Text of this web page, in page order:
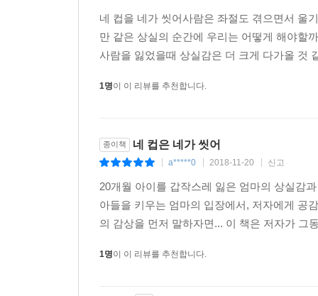
네 컵을 네가 씻어사람은 좌절도 겪으면서 울
만 같은 상실의 순간에 우리는 어떻게 해야할
사람을 잃었을때 상실감은 더 크게 다가올 것
1명이 이 리뷰를 추천합니다.
종이책 네 컵은 네가 씻어
a*****0 2018-11-20 신고
20개월 아이를 갑작스레 잃은 엄마의 상실감
아들을 키우는 엄마의 입장에서, 저자에게 공
의 감상을 먼저 말하자면... 이 책은 저자가 그
1명이 이 리뷰를 추천합니다.